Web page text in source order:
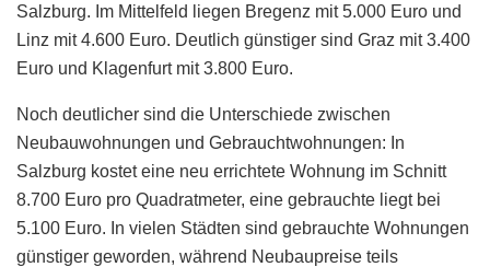
Salzburg. Im Mittelfeld liegen Bregenz mit 5.000 Euro und
Linz mit 4.600 Euro. Deutlich günstiger sind Graz mit 3.400
Euro und Klagenfurt mit 3.800 Euro.
Noch deutlicher sind die Unterschiede zwischen
Neubauwohnungen und Gebrauchtwohnungen: In
Salzburg kostet eine neu errichtete Wohnung im Schnitt
8.700 Euro pro Quadratmeter, eine gebrauchte liegt bei
5.100 Euro. In vielen Städten sind gebrauchte Wohnungen
günstiger geworden, während Neubaupreise teils